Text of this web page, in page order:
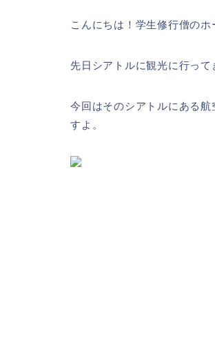
こんにちは！学生修行僧のホ
先日シアトルに観光に行って
今回はそのシアトルにある
すよ。